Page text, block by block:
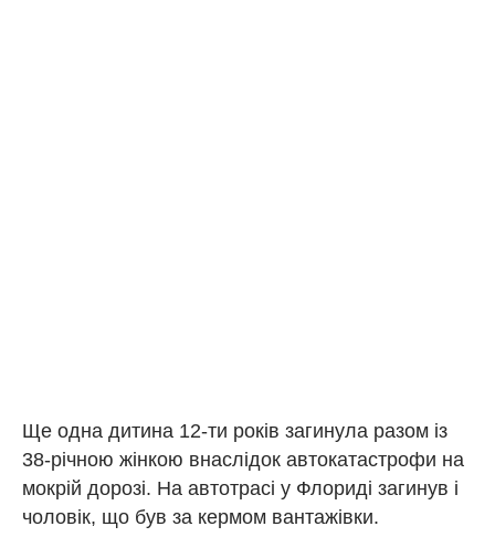
Ще одна дитина 12-ти років загинула разом із
38-річною жінкою внаслідок автокатастрофи на
мокрій дорозі. На автотрасі у Флориді загинув і
чоловік, що був за кермом вантажівки.